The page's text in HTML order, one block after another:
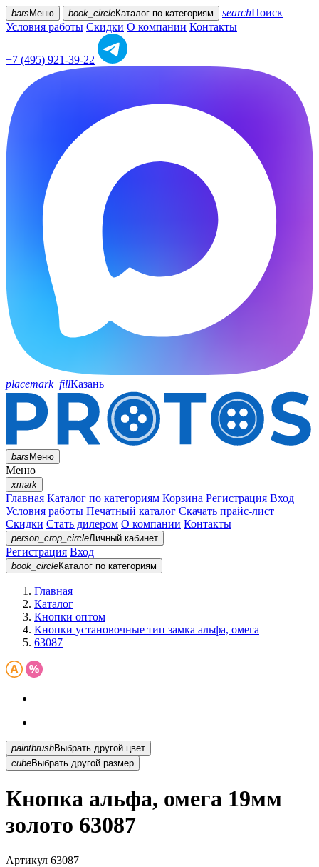
bars Меню book_circleКаталог по категориям searchПоиск
Условия работы Скидки О компании Контакты
+7 (495) 921-39-22
placemark_fillКазань
barsМеню
Меню
xmark
Главная Каталог по категориям Корзина Регистрация Вход
Условия работы Печатный каталог Скачать прайс-лист
Скидки Стать дилером О компании Контакты
person_crop_circleЛичный кабинет
Регистрация Вход
book_circleКаталог по категориям
Главная
Каталог
Кнопки оптом
Кнопки установочные тип замка альфа, омега
63087
paintbrush
Выбрать другой цвет
cubeВыбрать другой размер
Кнопка альфа, омега 19мм
золото 63087
Артикул 63087